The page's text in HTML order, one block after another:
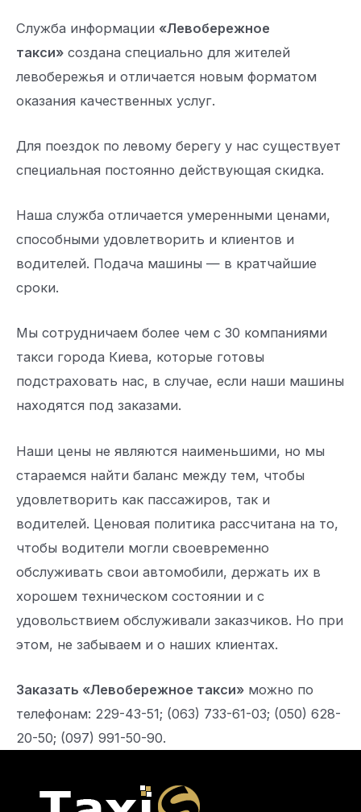
Служба информации «Левобережное
такси» создана специально для жителей
левобережья и отличается новым форматом
оказания качественных услуг.
Для поездок по левому берегу у нас существует
специальная постоянно действующая скидка.
Наша служба отличается умеренными ценами,
способными удовлетворить и клиентов и
водителей. Подача машины — в кратчайшие
сроки.
Мы сотрудничаем более чем с 30 компаниями
такси города Киева, которые готовы
подстраховать нас, в случае, если наши машины
находятся под заказами.
Наши цены не являются наименьшими, но мы
стараемся найти баланс между тем, чтобы
удовлетворить как пассажиров, так и
водителей. Ценовая политика рассчитана на то,
чтобы водители могли своевременно
обслуживать свои автомобили, держать их в
хорошем техническом состоянии и с
удовольствием обслуживали заказчиков. Но при
этом, не забываем и о наших клиентах.
Заказать «Левобережное такси» можно по
телефонам: 229-43-51; (063) 733-61-03; (050) 628-
20-50; (097) 991-50-90.